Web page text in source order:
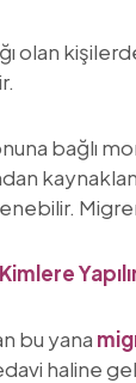
olan
bağlı
bu yana
haline